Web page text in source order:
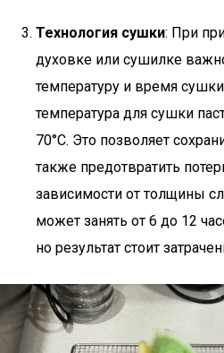
Технология сушки: При
духовке или сушилке
температуру и время
температура для сушки
70°C. Это позволяет
также предотвратить
зависимости от толщины
может занять от 6 до 12
но результат стоит